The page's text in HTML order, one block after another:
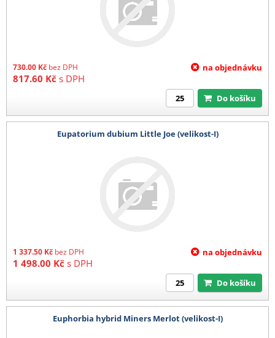
730.00 Kč bez DPH
817.60 Kč s DPH
na objednávku
Do košíku
Eupatorium dubium Little Joe (velikost-I)
1 337.50 Kč bez DPH
1 498.00 Kč s DPH
na objednávku
Do košíku
Euphorbia hybrid Miners Merlot (velikost-I)